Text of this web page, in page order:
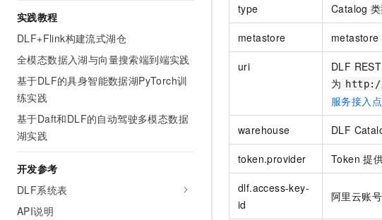
实践教程
DLF+Flink构建流式湖仓
全模态数据入湖与向量搜索端到端实践
基于DLF的具身智能数据湖PyTorch训
练实践
基于Daft和DLF的自动驾驶多模态数据
湖实践
开发参考
DLF系统表
API说明
type Catalog
metastore metastore
uri DLF
为
服务接入
warehouse DLF
token.provider Token 提
dlf.access-key-
id
阿里云账